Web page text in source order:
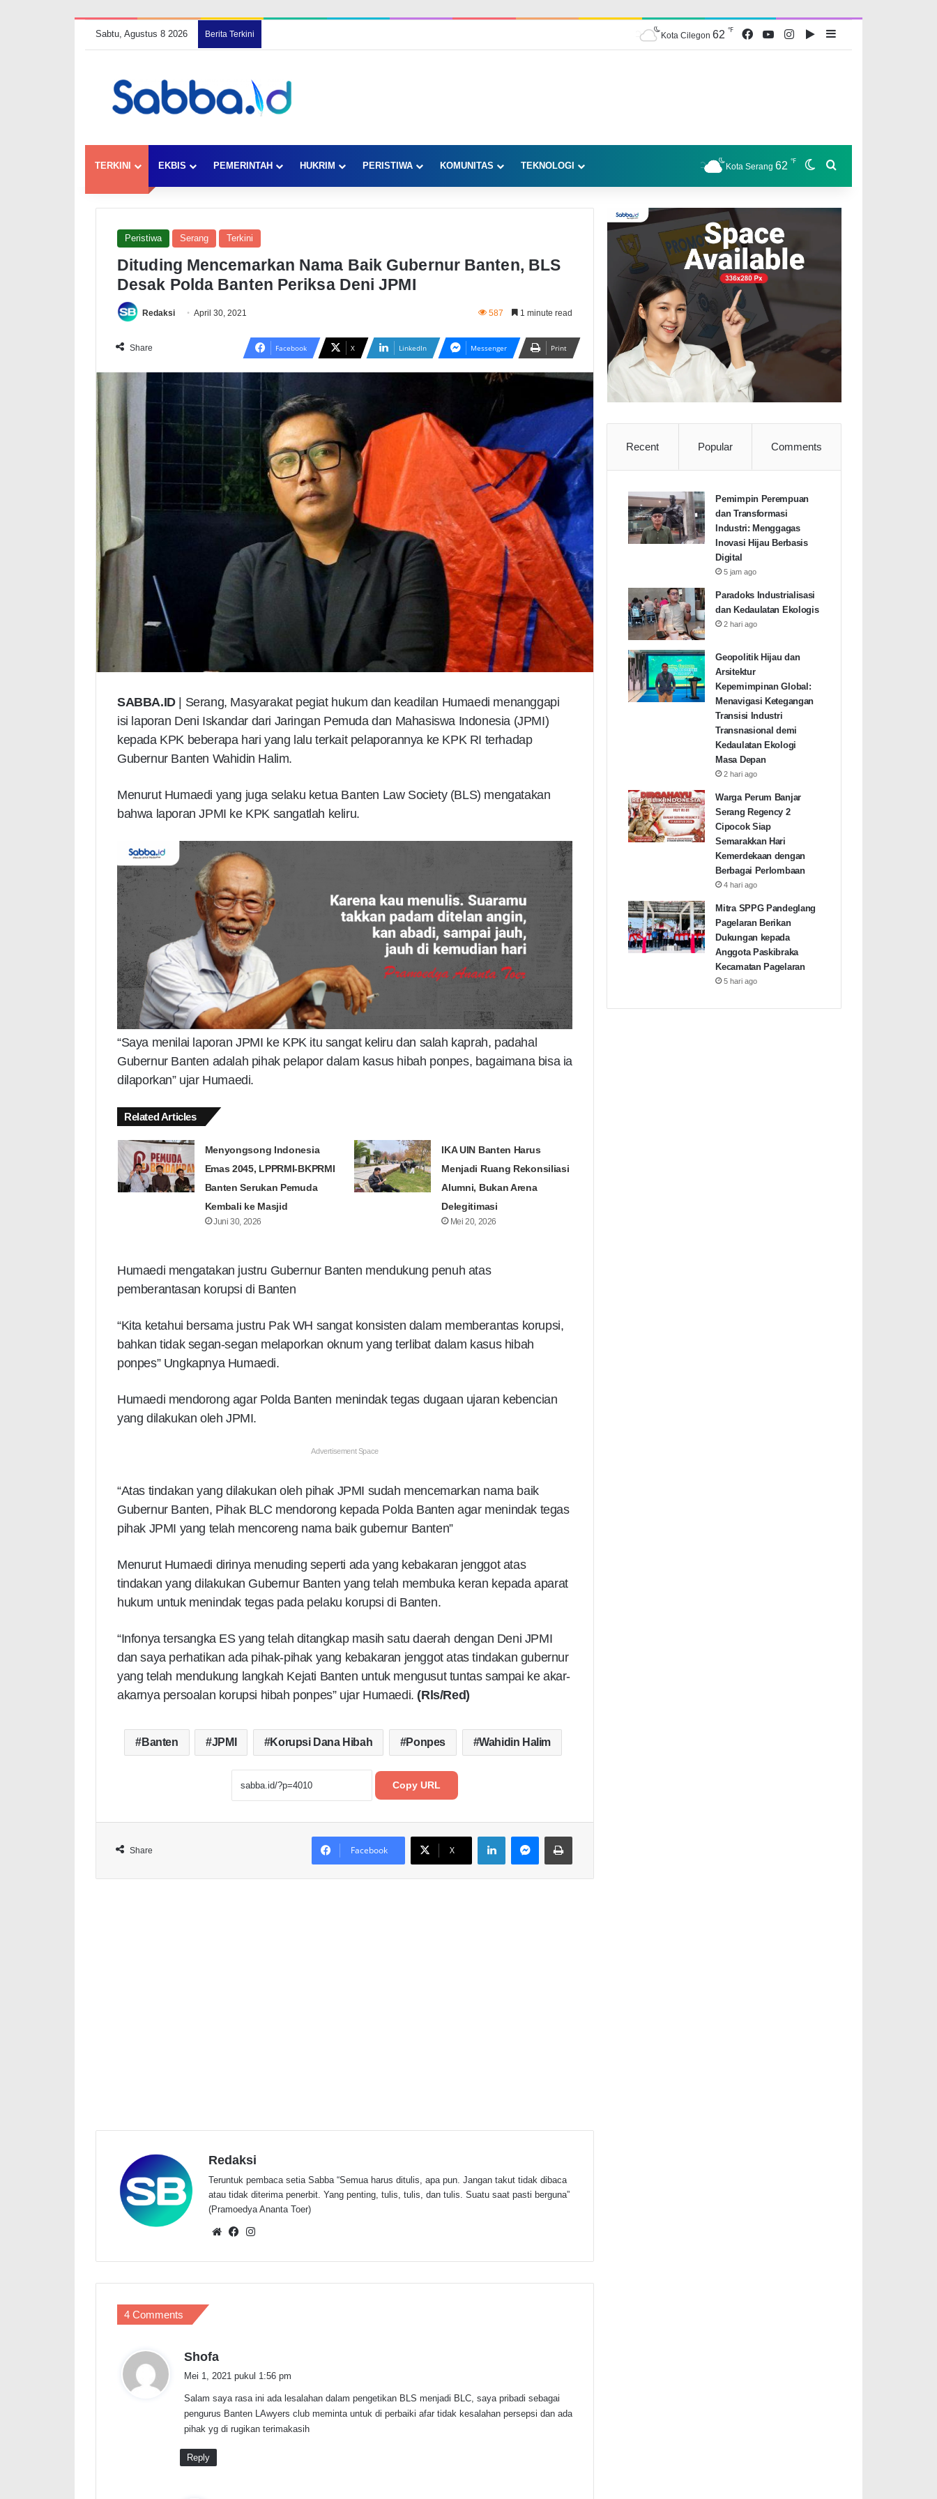
Sabtu, Agustus 8 2026 Berita Terkini Kota Cilegon 62 ℉ Facebook
YouTubeInstagramGoogle Play
Sidebar
TERKINI EKBIS PEMERINTAH HUKRIM PERISTIWA KOMUNITAS TEKNOLOGI Kota Serang 62 ℉ Switch skin
Peristiwa Serang Terkini
Dituding Mencemarkan Nama Baik Gubernur Banten, BLS
Desak Polda Banten Periksa Deni JPMI
Redaksi April 30, 2021 587 1 minute read
Share Facebook X LinkedIn Messenger Print
SABBA.ID| Serang, Masyarakat pegiat hukum dan keadilan Humaedi menanggapi
isi laporan Deni Iskandar dari Jaringan Pemuda dan Mahasiswa Indonesia (JPMI)
kepada KPK beberapa hari yang lalu terkait pelaporannya ke KPK RI terhadap
Gubernur Banten Wahidin Halim.
Menurut Humaedi yang juga selaku ketua Banten Law Society (BLS) mengatakan
bahwa laporan JPMI ke KPK sangatlah keliru.
“Saya menilai laporan JPMI ke KPK itu sangat keliru dan salah kaprah, padahal
Gubernur Banten adalah pihak pelapor dalam kasus hibah ponpes, bagaimana bisa ia
dilaporkan” ujar Humaedi.
Related Articles
Menyongsong Indonesia
Emas 2045, LPPRMI-BKPRMI
Banten Serukan Pemuda
Kembali ke Masjid
Juni 30, 2026
IKA UIN Banten Harus
Menjadi Ruang Rekonsiliasi
Alumni, Bukan Arena
Delegitimasi
Mei 20, 2026
Humaedi mengatakan justru Gubernur Banten mendukung penuh atas
pemberantasan korupsi di Banten
“Kita ketahui bersama justru Pak WH sangat konsisten dalam memberantas korupsi,
bahkan tidak segan-segan melaporkan oknum yang terlibat dalam kasus hibah
ponpes” Ungkapnya Humaedi.
Humaedi mendorong agar Polda Banten menindak tegas dugaan ujaran kebencian
yang dilakukan oleh JPMI.
Advertisement Space
“Atas tindakan yang dilakukan oleh pihak JPMI sudah mencemarkan nama baik
Gubernur Banten, Pihak BLC mendorong kepada Polda Banten agar menindak tegas
pihak JPMI yang telah mencoreng nama baik gubernur Banten”
Menurut Humaedi dirinya menuding seperti ada yang kebakaran jenggot atas
tindakan yang dilakukan Gubernur Banten yang telah membuka keran kepada aparat
hukum untuk menindak tegas pada pelaku korupsi di Banten.
“Infonya tersangka ES yang telah ditangkap masih satu daerah dengan Deni JPMI
dan saya perhatikan ada pihak-pihak yang kebakaran jenggot atas tindakan gubernur
yang telah mendukung langkah Kejati Banten untuk mengusut tuntas sampai ke akar-
akarnya persoalan korupsi hibah ponpes” ujar Humaedi. (Rls/Red)
Banten JPMI Korupsi Dana Hibah Ponpes Wahidin Halim
Copy URL
Share Facebook X
LinkedInMessengerPrint
Redaksi
Teruntuk pembaca setia Sabba “Semua harus ditulis, apa pun. Jangan takut tidak dibaca
atau tidak diterima penerbit. Yang penting, tulis, tulis, dan tulis. Suatu saat pasti berguna”
(Pramoedya Ananta Toer)
WebsiteFacebook
4 Comments
Shofa
e
k
a
t
Mei 1, 2021 pukul 1:56 pm
Salam saya rasa ini ada lesalahan dalam pengetikan BLS menjadi BLC, saya pribadi sebagai
pengurus Banten LAwyers club meminta untuk di perbaiki afar tidak kesalahan persepsi dan ada
pihak yg di rugikan terimakasih
Reply
Recent Popular Comments
Pemimpin Perempuan
dan Transformasi
Industri: Menggagas
Inovasi Hijau Berbasis
Digital
5 jam ago
Paradoks Industrialisasi
dan Kedaulatan Ekologis
2 hari ago
Geopolitik Hijau dan
Arsitektur
Kepemimpinan Global:
Menavigasi Ketegangan
Transisi Industri
Transnasional demi
Kedaulatan Ekologi
Masa Depan
2 hari ago
Warga Perum Banjar
Serang Regency 2
Cipocok Siap
Semarakkan Hari
Kemerdekaan dengan
Berbagai Perlombaan
4 hari ago
Mitra SPPG Pandeglang
Pagelaran Berikan
Dukungan kepada
Anggota Paskibraka
Kecamatan Pagelaran
5 hari ago